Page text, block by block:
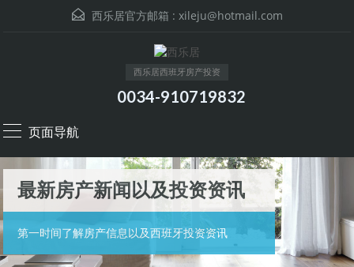
西乐居官方邮箱 : xileju@hotmail.com
西乐居西班牙房产投资
0034-910719832
页面导航
最新房产新闻以及投资资讯
第一时间了解房产信息以及西班牙投资资讯